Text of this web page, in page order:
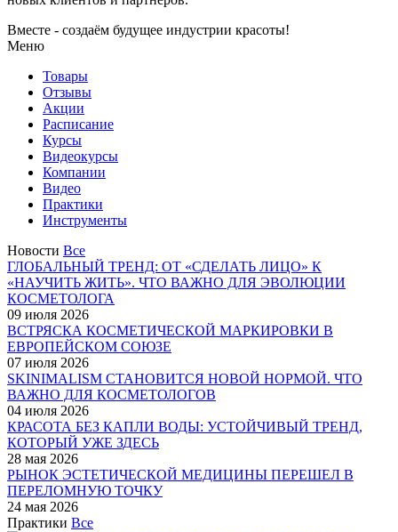
Вместе - создаём будущее индустрии красоты!
Меню
Товары
Отзывы
Акции
Расписание
Курсы
Видеокурсы
Компании
Видео
Практики
Инструменты
Новости Все
ГЛОБАЛЬНЫЙ ТРЕНД: ОТ «СДЕЛАТЬ ЛИЦО» К
«НАУЧИТЬ ЖИТЬ». ЧТО ВАЖНО ДЛЯ ЭВОЛЮЦИИ
КОСМЕТОЛОГА
09 июля 2026
ВСТРЯСКА КОСМЕТИЧЕСКОЙ МАРКИРОВКИ В
ЕВРОПЕЙСКОМ СОЮЗЕ
07 июля 2026
SKINIMALISM СТАНОВИТСЯ НОВОЙ НОРМОЙ. ЧТО
ВАЖНО ДЛЯ КОСМЕТОЛОГОВ
04 июля 2026
КРАСОТА БЕЗ КАПЛИ ВОДЫ: УСТОЙЧИВЫЙ ТРЕНД,
КОТОРЫЙ УЖЕ ЗДЕСЬ
28 мая 2026
РЫНОК ЭСТЕТИЧЕСКОЙ МЕДИЦИНЫ ПЕРЕШЕЛ В
ПЕРЕЛОМНУЮ ТОЧКУ
24 мая 2026
Практики Все